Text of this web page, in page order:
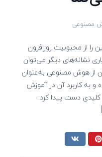
مصنوعی
از محبوبیت روزافزون
نشانه‌های دیگر می‌توان
از هوش مصنوعی به‌عنوان
به کاربرد آن در آموزش
کلیدی دست پیدا کرد: